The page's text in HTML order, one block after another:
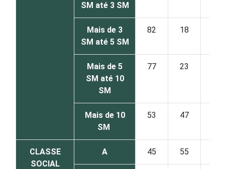
SM até 3 SM
Mais de 3
SM até 5 SM
82 18
Mais de 5
SM até 10
SM
77 23
Mais de 10
SM
53 47
CLASSE
SOCIAL
A 45 55